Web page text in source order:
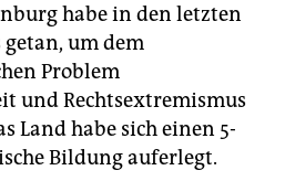
habe in den letzten
getan, um dem
Problem
und Rechtsextremismus
Land habe sich einen 5-
Bildung auferlegt.